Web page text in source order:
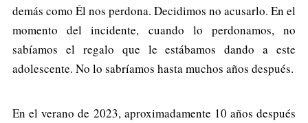
demás como Él nos perdona. Decidimos no acusarlo. En el
momento del incidente, cuando lo perdonamos, no
sabíamos el regalo que le estábamos dando a este
adolescente. No lo sabríamos hasta muchos años después.
En el verano de 2023, aproximadamente 10 años después